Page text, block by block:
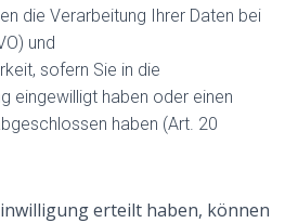
die Verarbeitung Ihrer Daten bei
und
sofern Sie in die
eingewilligt haben oder einen
haben (Art. 20
erteilt haben, können